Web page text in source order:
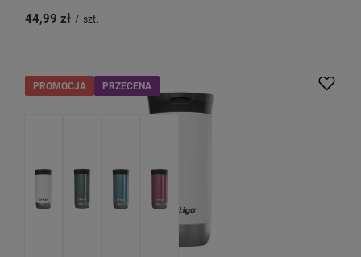
44,99 zł / szt.
PROMOCJA PRZECENA